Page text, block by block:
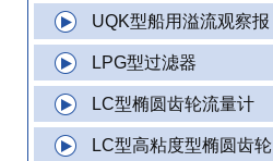
UQK型船用溢流观察报
LPG型过滤器
LC型椭圆齿轮流量计
LC型高粘度型椭圆齿轮